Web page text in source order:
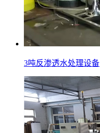
3吨反渗透水处理设备